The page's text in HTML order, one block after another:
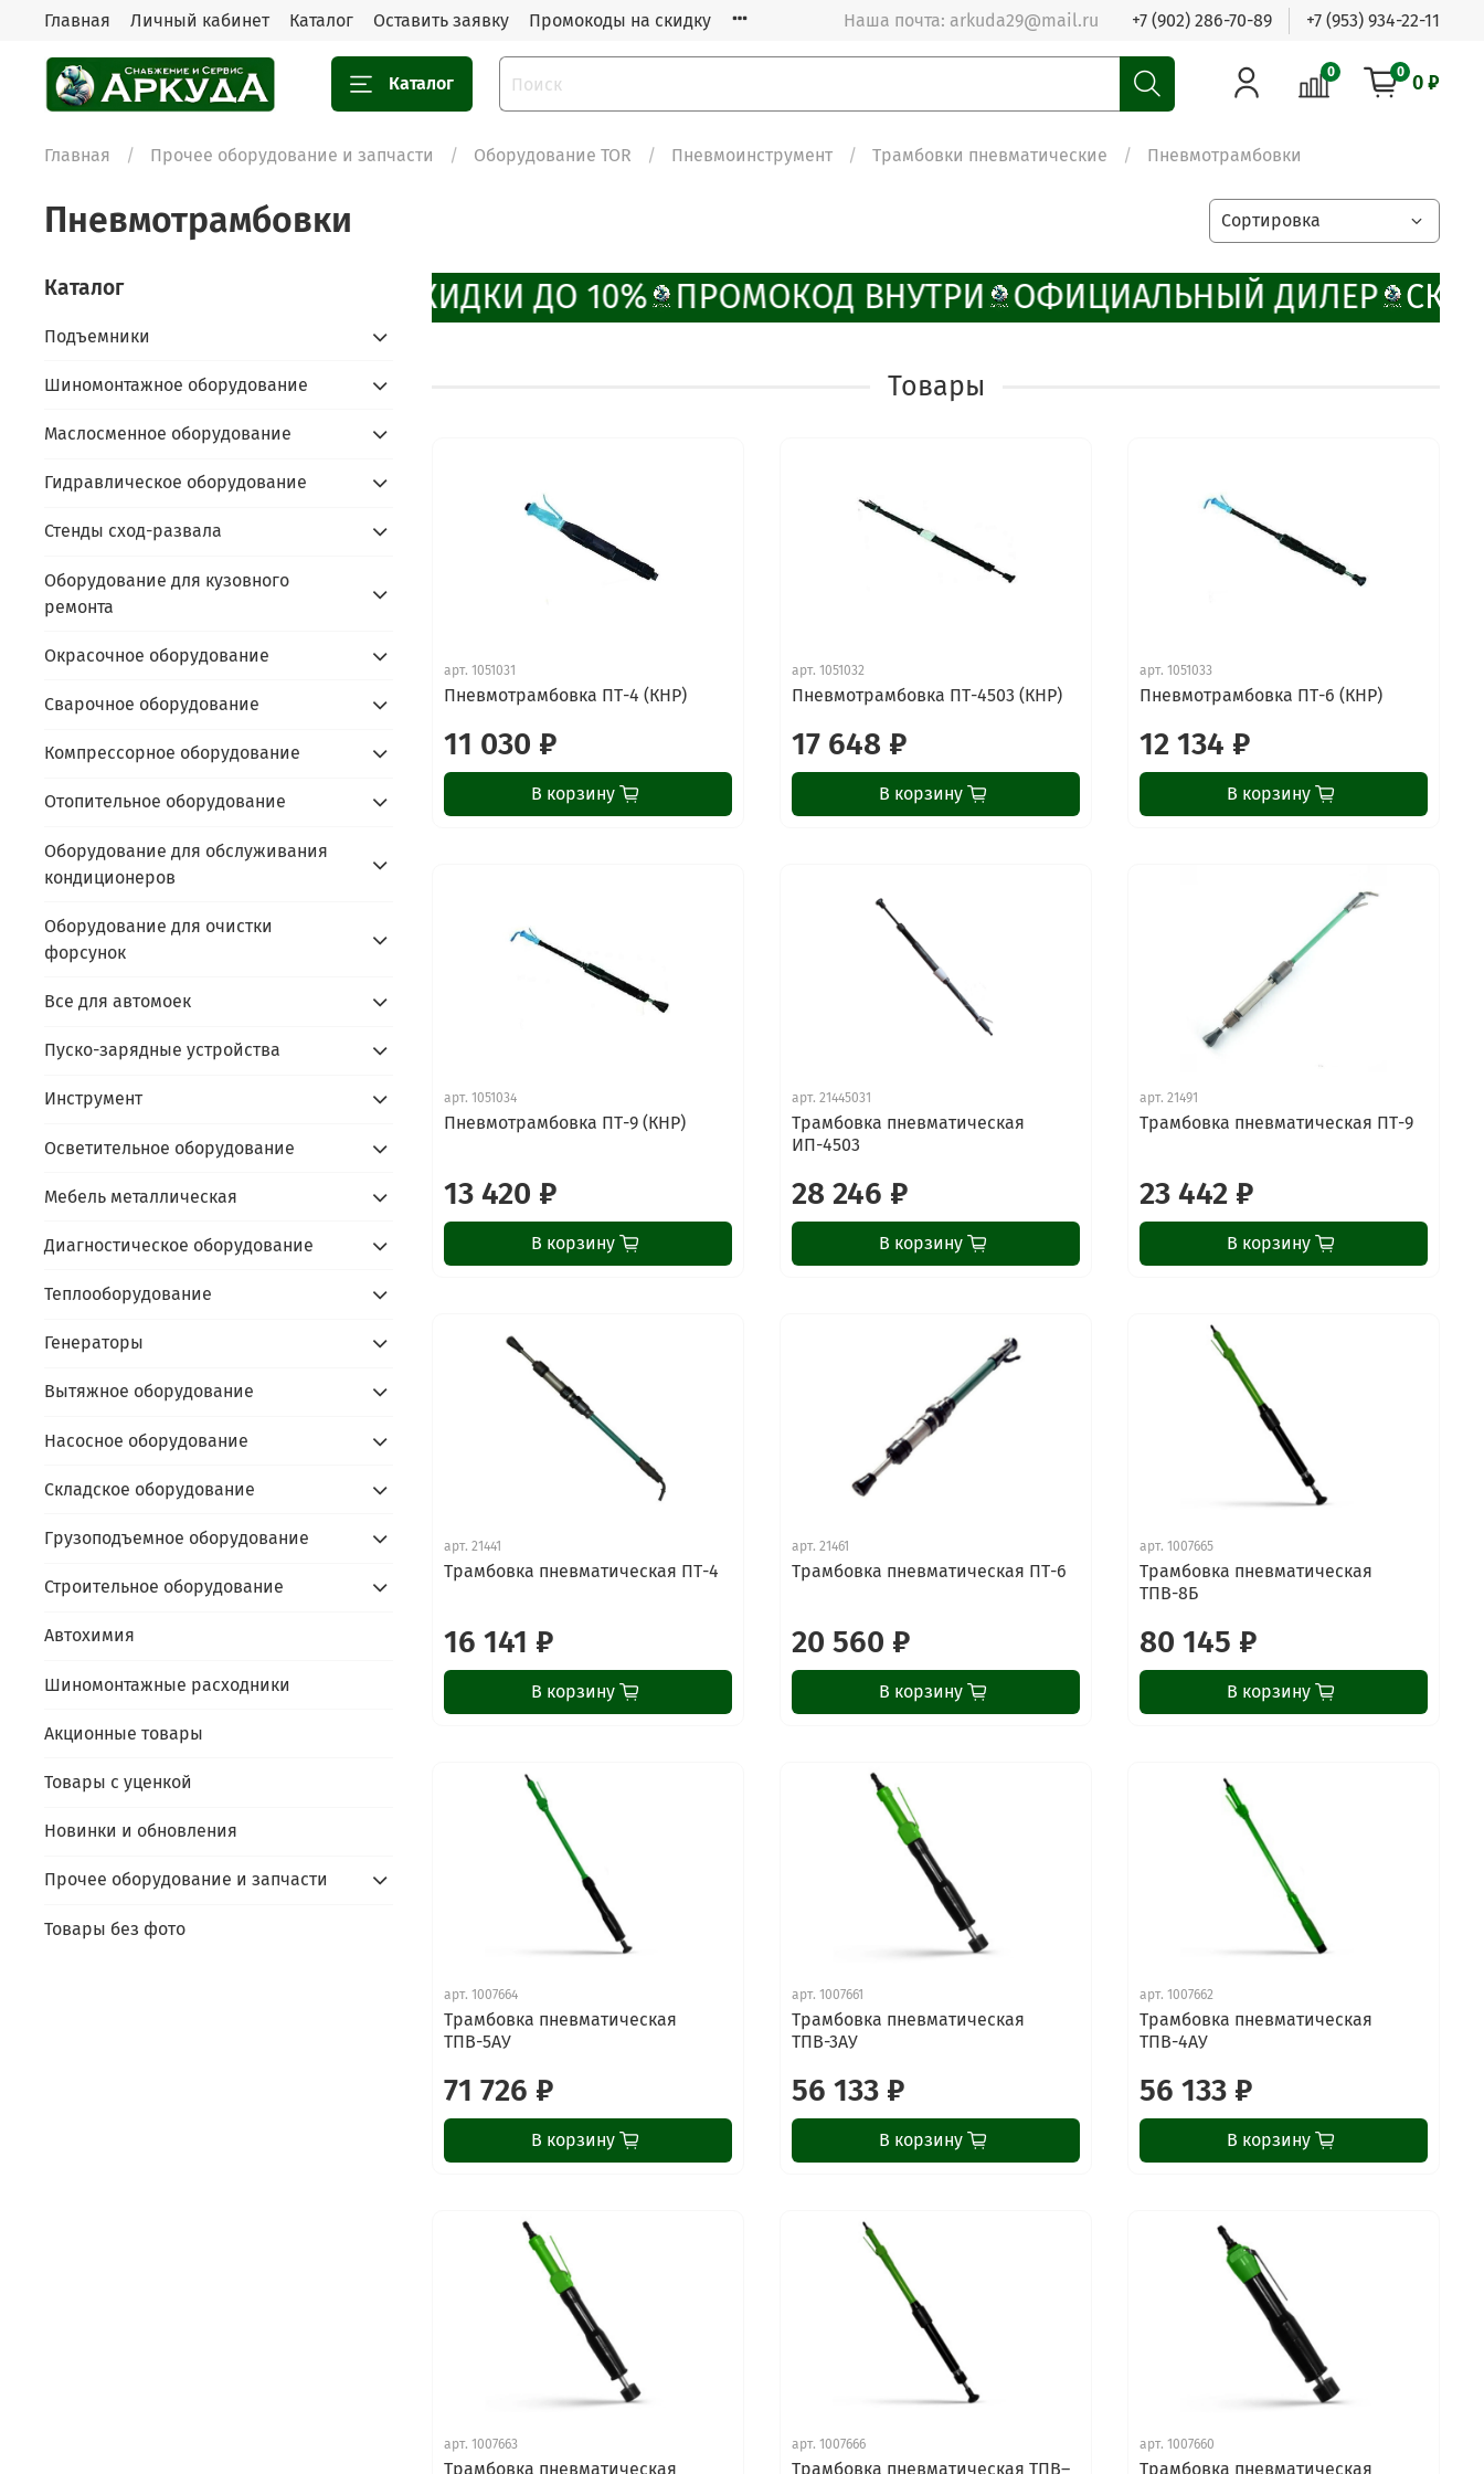
Главная Личный кабинет Каталог Оставить заявку Промокоды на скидку Наша почта: arkuda29@mail.ru +7 (902) 286-70-89 +7 (953) 934-22-11
Каталог
0 0 0 ₽
Главная Прочее оборудование и запчасти Оборудование TOR Пневмоинструмент Трамбовки пневматические Пневмотрамбовки
Пневмотрамбовки
СКИДКИ ДО 10% ПРОМОКОД ВНУТРИ ОФИЦИАЛЬНЫЙ ДИЛЕР
Товары
арт.1051031
Пневмотрамбовка ПТ-4 (КНР)
11 030 ₽
В корзину
арт.1051032
Пневмотрамбовка ПТ-4503 (КНР)
17 648 ₽
В корзину
арт.1051033
Пневмотрамбовка ПТ-6 (КНР)
12 134 ₽
В корзину
арт.1051034
Пневмотрамбовка ПТ-9 (КНР)
13 420 ₽
В корзину
арт.21445031
Трамбовка пневматическая
ИП-4503
28 246 ₽
В корзину
арт.21491
Трамбовка пневматическая ПТ-9
23 442 ₽
В корзину
арт.21441
Трамбовка пневматическая ПТ-4
16 141 ₽
В корзину
арт.21461
Трамбовка пневматическая ПТ-6
20 560 ₽
В корзину
арт.1007665
Трамбовка пневматическая
ТПВ-8Б
80 145 ₽
В корзину
арт.1007664
Трамбовка пневматическая
ТПВ-5АУ
71 726 ₽
В корзину
арт.1007661
Трамбовка пневматическая
ТПВ-3АУ
56 133 ₽
В корзину
арт.1007662
Трамбовка пневматическая
ТПВ-4АУ
56 133 ₽
В корзину
арт.1007663
Трамбовка пневматическая
арт.1007666
Трамбовка пневматическая ТПВ–
арт.1007660
Трамбовка пневматическая
Каталог
Подъемники
Шиномонтажное оборудование
Маслосменное оборудование
Гидравлическое оборудование
Стенды сход-развала
Оборудование для кузовного
ремонта
Окрасочное оборудование
Сварочное оборудование
Компрессорное оборудование
Отопительное оборудование
Оборудование для обслуживания
кондиционеров
Оборудование для очистки
форсунок
Все для автомоек
Пуско-зарядные устройства
Инструмент
Осветительное оборудование
Мебель металлическая
Диагностическое оборудование
Теплооборудование
Генераторы
Вытяжное оборудование
Насосное оборудование
Складское оборудование
Грузоподъемное оборудование
Строительное оборудование
Автохимия
Шиномонтажные расходники
Акционные товары
Товары с уценкой
Новинки и обновления
Прочее оборудование и запчасти
Товары без фото
Свяжитесь с нами через любой удобный